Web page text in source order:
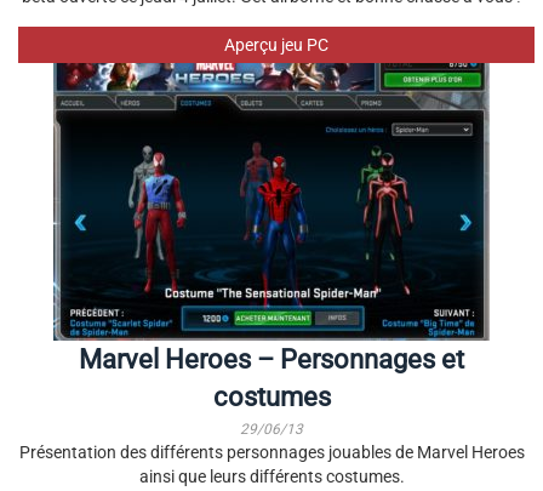
Aperçu jeu PC
Marvel Heroes – Personnages et
costumes
29/06/13
Présentation des différents personnages jouables de Marvel Heroes
ainsi que leurs différents costumes.